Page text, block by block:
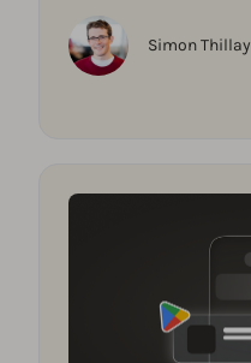
Simon Thillay